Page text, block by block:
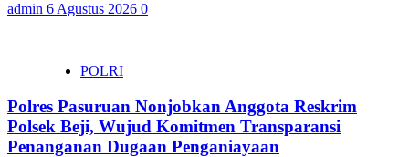
admin 6 Agustus 2026 0
POLRI
Polres Pasuruan Nonjobkan Anggota Reskrim
Polsek Beji, Wujud Komitmen Transparansi
Penanganan Dugaan Penganiayaan